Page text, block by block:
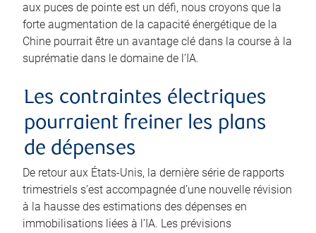
aux puces de pointe est un défi, nous croyons que la
forte augmentation de la capacité énergétique de la
Chine pourrait être un avantage clé dans la course à la
suprématie dans le domaine de l’IA.
Les contraintes électriques
pourraient freiner les plans
de dépenses
De retour aux États-Unis, la dernière série de rapports
trimestriels s’est accompagnée d’une nouvelle révision
à la hausse des estimations des dépenses en
immobilisations liées à l’IA. Les prévisions